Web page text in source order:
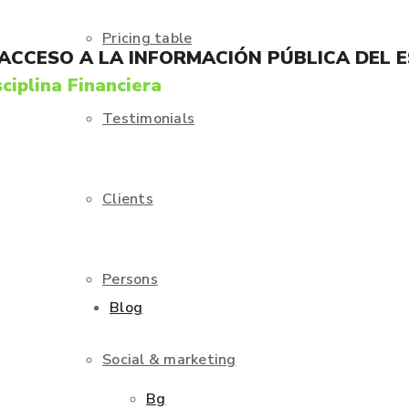
Pricing table
Testimonials
Clients
Persons
Social & marketing
A LA INFORMACIÓN PÚBLICA DEL
Financiera
Blog
Bg